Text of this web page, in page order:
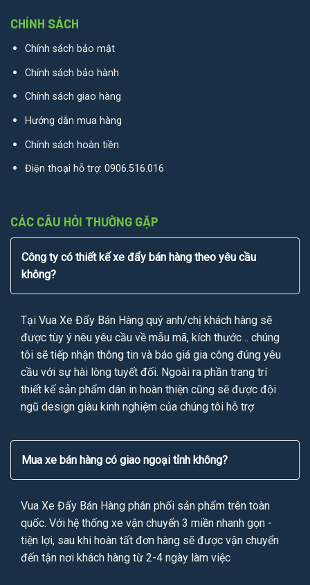
CHÍNH SÁCH
Chính sách bảo mật
Chính sách bảo hành
Chính sách giao hàng
Hướng dẫn mua hàng
Chính sách hoàn tiền
Điện thoại hỗ trợ: 0906.516.016
CÁC CÂU HỎI THƯỜNG GẶP
Công ty có thiết kế xe đẩy bán hàng theo yêu cầu
không?
Tại Vua Xe Đẩy Bán Hàng quý anh/chị khách hàng sẽ
được tùy ý nêu yêu cầu về mẫu mã, kích thước .. chúng
tôi sẽ tiếp nhận thông tin và báo giá gia công đúng yêu
cầu với sự hài lòng tuyết đối. Ngoài ra phần trang trí
thiết kế sản phẩm dán in hoàn thiện cũng sẽ được đội
ngũ design giàu kinh nghiệm của chúng tôi hỗ trợ
Mua xe bán hàng có giao ngoại tỉnh không?
Vua Xe Đẩy Bán Hàng phân phối sản phẩm trên toàn
quốc. Với hệ thống xe vận chuyển 3 miền nhanh gọn -
tiện lợi, sau khi hoàn tất đơn hàng sẽ được vận chuyển
đến tận nơi khách hàng từ 2-4 ngày làm việc